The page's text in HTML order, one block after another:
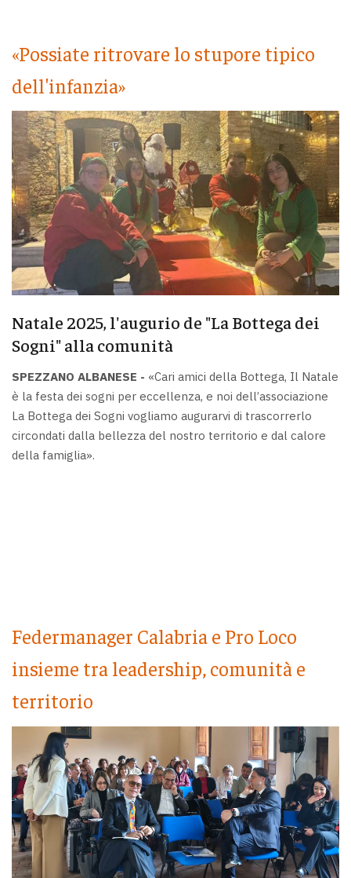
«Possiate ritrovare lo stupore tipico
dell'infanzia»
Natale 2025, l'augurio de "La Bottega dei
Sogni" alla comunità
SPEZZANO ALBANESE - «Cari amici della Bottega, Il Natale
è la festa dei sogni per eccellenza, e noi dell’associazione
La Bottega dei Sogni vogliamo augurarvi di trascorrerlo
circondati dalla bellezza del nostro territorio e dal calore
della famiglia».
Federmanager Calabria e Pro Loco
insieme tra leadership, comunità e
territorio